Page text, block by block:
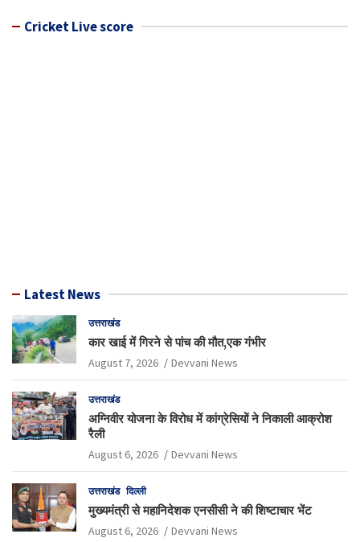
Cricket Live score
Latest News
उत्तराखंड
कार खाई में गिरने से पांच की मौत,एक गंभीर
August 7, 2026 Devvani News
उत्तराखंड
अग्निवीर योजना के विरोध में कांग्रेसियों ने निकाली आक्रोश
रैली
August 6, 2026 Devvani News
उत्तराखंड दिल्ली
मुख्यमंत्री से महानिदेशक एनसीसी ने की शिष्टाचार भेंट
August 6, 2026 Devvani News